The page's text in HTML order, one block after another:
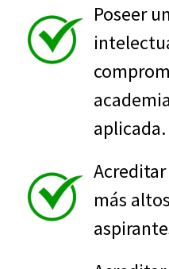
Poseer
aplicada.
Acreditar
más